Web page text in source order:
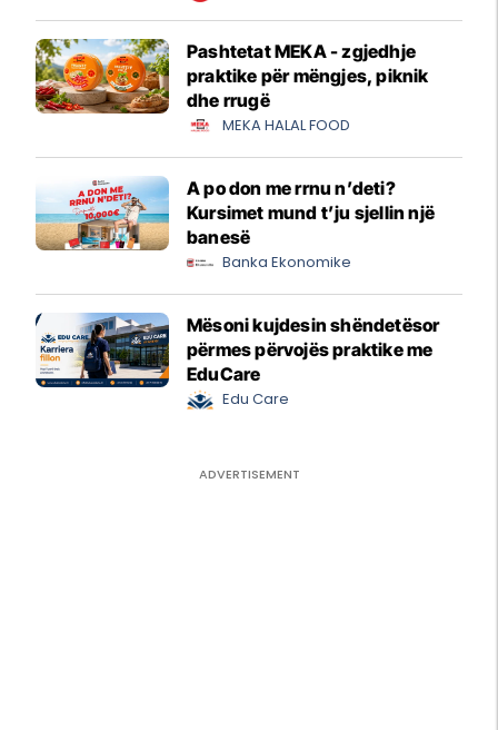
Pashtetat MEKA - zgjedhje
praktike për mëngjes, piknik
dhe rrugë
MEKA HALAL FOOD
A po don me rrnu n’deti?
Kursimet mund t’ju sjellin një
banesë
Banka Ekonomike
Mësoni kujdesin shëndetësor
përmes përvojës praktike me
EduCare
Edu Care